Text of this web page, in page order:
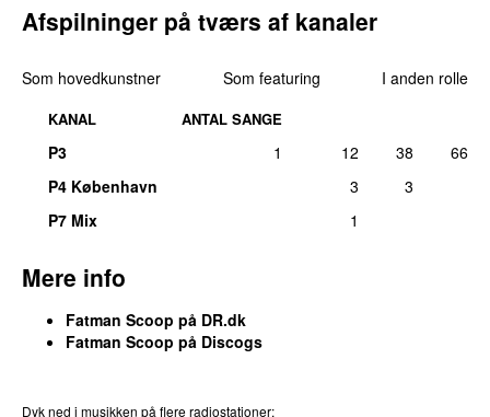
Afspilninger på tværs af kanaler
Som hovedkunstner Som featuring I anden rolle
KANAL ANTAL SANGE
P3 1 12 38
66
P4 København
3
3
P7 Mix
1
Mere info
Fatman Scoop på DR.dk
Fatman Scoop på Discogs
Dyk ned i musikken på flere radiostationer: